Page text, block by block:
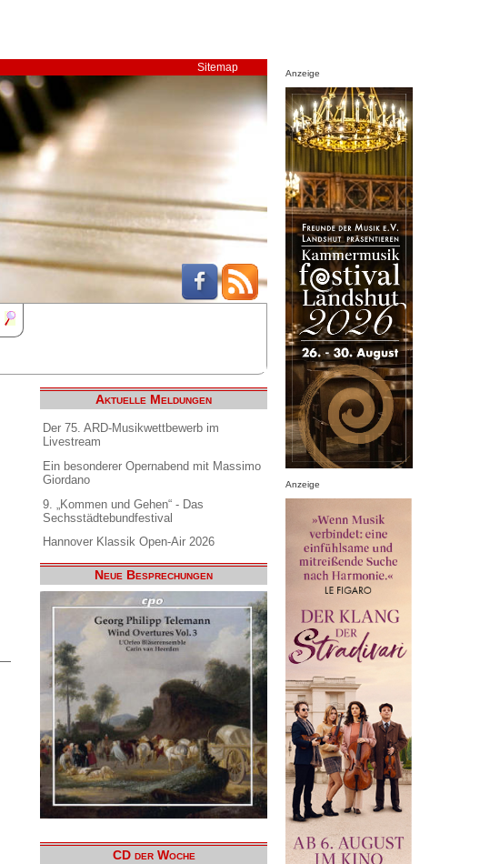
Sitemap
Aktuelle Meldungen
Der 75. ARD-Musikwettbewerb im
Livestream
Ein besonderer Opernabend mit Massimo
Giordano
9. „Kommen und Gehen“ - Das
Sechsstädtebundfestival
Hannover Klassik Open-Air 2026
Neue Besprechungen
CD der Woche
Anzeige
Anzeige